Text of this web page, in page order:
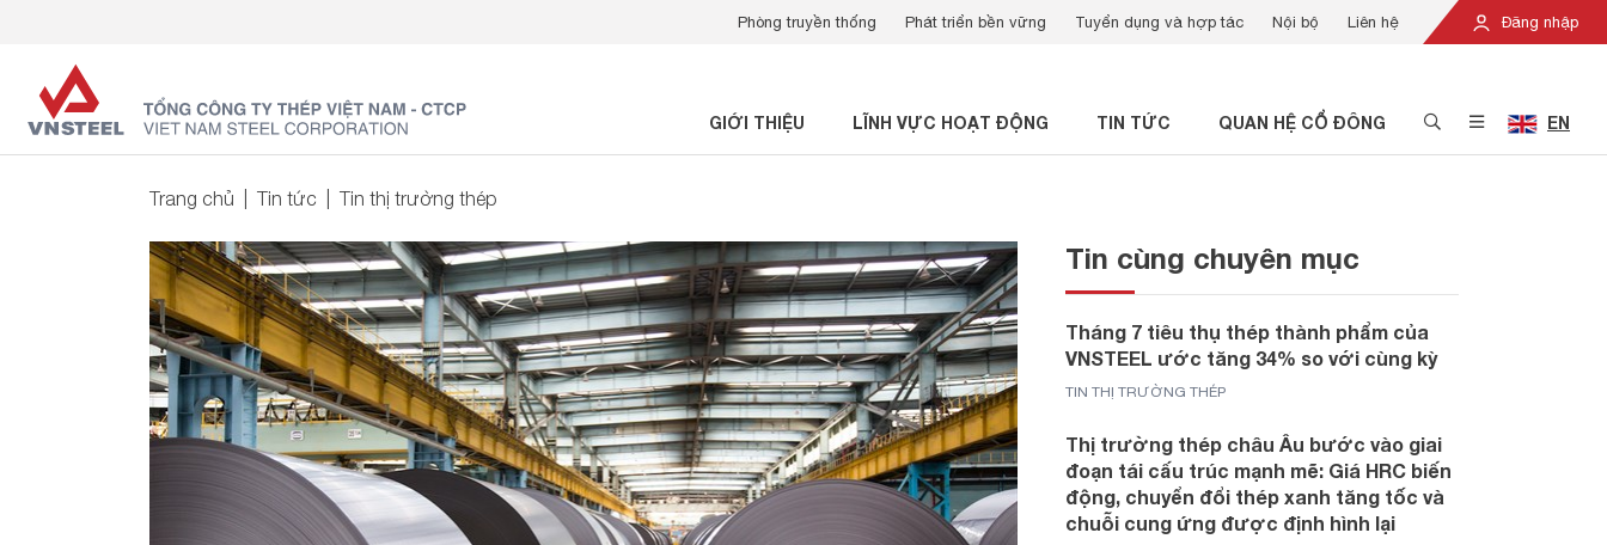
Đăng nhập
Phòng truyền thống Phát triển bền vững Tuyển dụng và hợp tác Nội bộ Liên hệ
GIỚI THIỆU LĨNH VỰC HOẠT ĐỘNG TIN TỨC QUAN HỆ CỔ ĐÔNG EN
Trang chủ Tin tức Tin thị trường thép
Tin cùng chuyên mục
Tháng 7 tiêu thụ thép thành phẩm của
VNSTEEL ước tăng 34% so với cùng kỳ
TIN THỊ TRƯỜNG THÉP
Thị trường thép châu Âu bước vào giai
đoạn tái cấu trúc mạnh mẽ: Giá HRC biến
động, chuyển đổi thép xanh tăng tốc và
chuỗi cung ứng được định hình lại